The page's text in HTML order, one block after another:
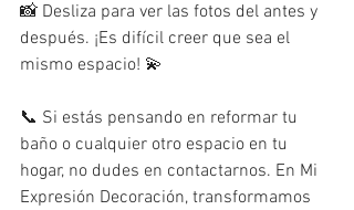
📸 Desliza para ver las fotos del antes y
después. ¡Es difícil creer que sea el
mismo espacio! 💫
📞 Si estás pensando en reformar tu
baño o cualquier otro espacio en tu
hogar, no dudes en contactarnos. En Mi
Expresión Decoración, transformamos